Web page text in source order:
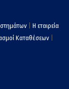
Η εταιρεία
Καταθέσεων